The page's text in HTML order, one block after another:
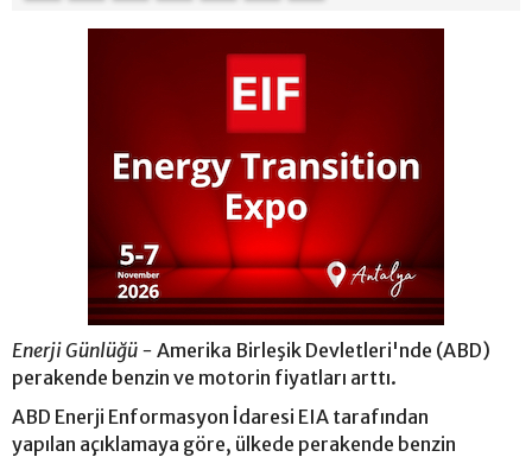
Enerji Günlüğü - Amerika Birleşik Devletleri'nde (ABD)
perakende benzin ve motorin fiyatları arttı.
ABD Enerji Enformasyon İdaresi EIA tarafından
yapılan açıklamaya göre, ülkede perakende benzin